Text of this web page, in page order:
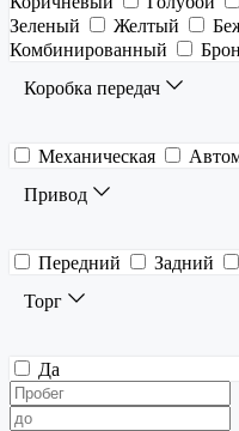
Зеленый
Желтый
Комбинированный
Коробка передач
Механическая
Привод
Передний Задний
Торг
Да